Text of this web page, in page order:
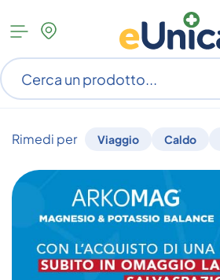
Apri
menu
categorie
Rimedi per Viaggio Caldo